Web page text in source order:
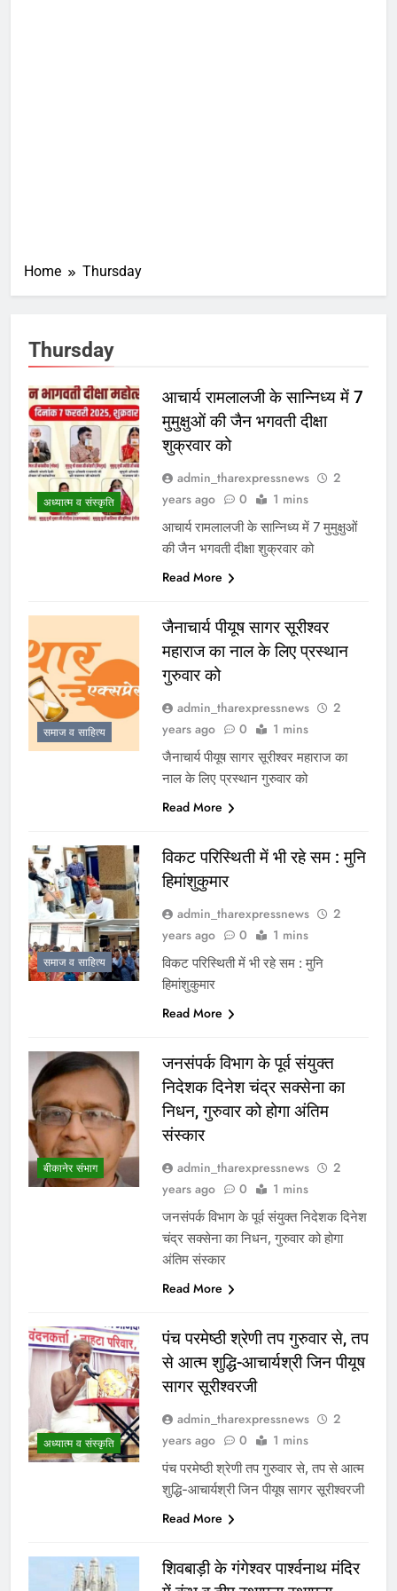
Home Thursday
Thursday
अध्यात्म व संस्कृति
आचार्य रामलालजी के सान्निध्य में 7
मुमुक्षुओं की जैन भगवती दीक्षा
शुक्रवार को
admin_tharexpressnews
2
years ago
0 1 mins
आचार्य रामलालजी के सान्निध्य में 7 मुमुक्षुओं
की जैन भगवती दीक्षा शुक्रवार को
Read More
समाज व साहित्य
जैनाचार्य पीयूष सागर सूरीश्वर
महाराज का नाल के लिए प्रस्थान
गुरुवार को
admin_tharexpressnews
2
years ago
0 1 mins
जैनाचार्य पीयूष सागर सूरीश्वर महाराज का
नाल के लिए प्रस्थान गुरुवार को
Read More
समाज व साहित्य
विकट परिस्थिती में भी रहे सम : मुनि
हिमांशुकुमार
admin_tharexpressnews
2
years ago
0 1 mins
विकट परिस्थिती में भी रहे सम : मुनि
हिमांशुकुमार
Read More
बीकानेर संभाग
जनसंपर्क विभाग के पूर्व संयुक्त
निदेशक दिनेश चंद्र सक्सेना का
निधन, गुरुवार को होगा अंतिम
संस्कार
admin_tharexpressnews
2
years ago
0 1 mins
जनसंपर्क विभाग के पूर्व संयुक्त निदेशक दिनेश
चंद्र सक्सेना का निधन, गुरुवार को होगा
अंतिम संस्कार
Read More
अध्यात्म व संस्कृति
पंच परमेष्ठी श्रेणी तप गुरुवार से, तप
से आत्म शुद्धि-आचार्यश्री जिन पीयूष
सागर सूरीश्वरजी
admin_tharexpressnews
2
years ago
0 1 mins
पंच परमेष्ठी श्रेणी तप गुरुवार से, तप से आत्म
शुद्धि-आचार्यश्री जिन पीयूष सागर सूरीश्वरजी
Read More
शिवबाड़ी के गंगेश्वर पार्श्वनाथ मंदिर